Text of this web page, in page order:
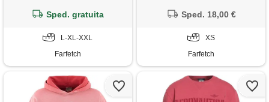
Sped. gratuita
L-XL-XXL
Farfetch
Sped. 18,00 €
XS
Farfetch